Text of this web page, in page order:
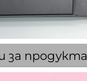
за продукта